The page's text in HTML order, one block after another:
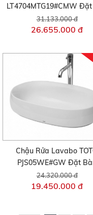
LT4704MTG19#CMW
31.133.000 đ
26.655.000 đ
Chậu Rửa Lavabo
PJS05WE#GW Đặt
24.320.000 đ
19.450.000 đ